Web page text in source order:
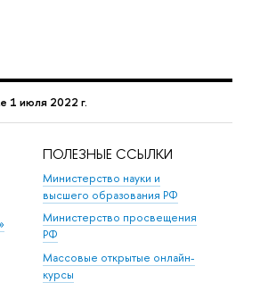
1 июля 2022 г.
ПОЛЕЗНЫЕ ССЫЛКИ
Министерство науки и
высшего образования РФ
Министерство просвещения
РФ
Массовые открытые онлайн-
курсы